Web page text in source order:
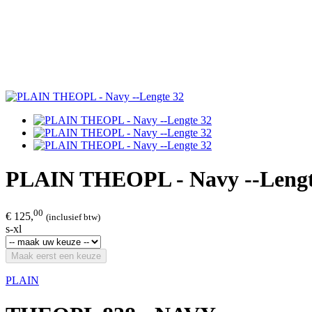
PLAIN THEOPL - Navy --
€ 125,00 (inclusief btw)
s-xl
Maak eerst een keuze
PLAIN